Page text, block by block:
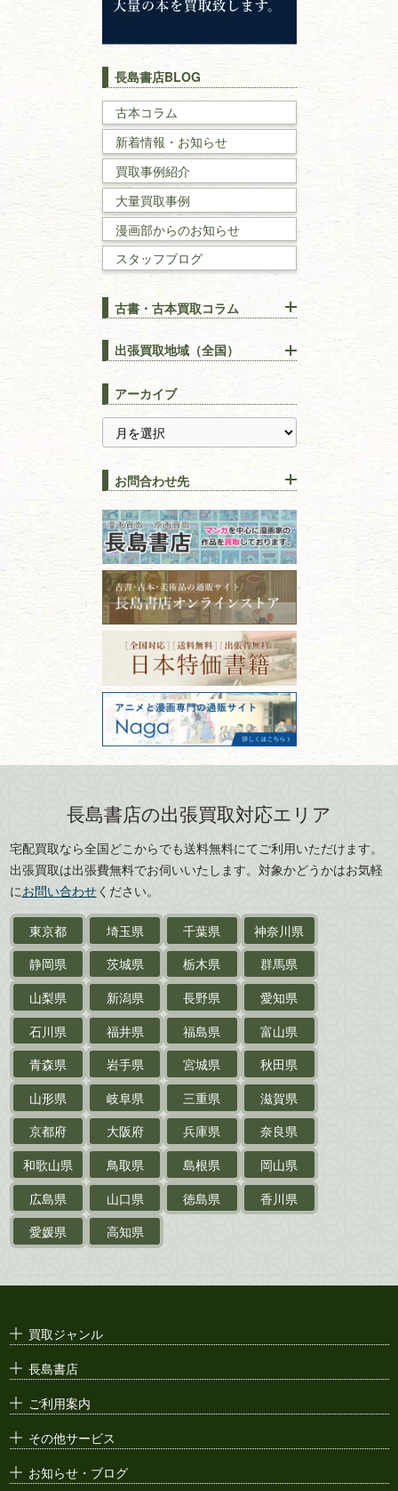
キリスト教
戦記・戦史
国文学・国語学
理工書
数学書・物理学書
建築書
漢方・鍼灸・東洋医学
易学・占い
スピリチュアル・
全集・
趣味・教養
書道
拓本・法帖・碑帖
篆刻・印譜
書道具
美術書・アート本・
デザイン本
カメラ・撮影術
版画・リトグラフ・
刀剣・鎧・甲冑
武道書・武術書
近代文学・
サイン色紙
作家草稿・原稿・肉筆物
探偵小説・推理小説
乗物
鉄道・
電車・バス
戦前・戦中の紙物・資料
絵葉書
支那・満洲・朝鮮・
台湾関係古資料
ポスター・チラシ・
長島書店BLOG
古本コラム
新着情報・お知らせ
買取事例紹介
大量買取事例
漫画部からのお知らせ
スタッフブログ
古書・古本買取コラム
りOK！効率的に売る方法
宅配買取は古本を送るだけ！
長島書店の便利な買取サービ
ス
【持ち込み買取】店頭で簡単
に古本を売るメリットとは？
古本を高く売る方法！買取で
上手な売り方のコツを解説
古本の保管方法と劣化する原
因！適切な管理で長持ちさせ
るコツ
古本は汚れていると買取でき
ない？適切な保管方法とクリ
ーニング！
ISBNコードとは？書籍の識別
番号の意味と役割を解説
価値ある古書を売るポイント
と注意点
出張買取地域（全国）
東京都
千葉県
神奈川県
静岡県
栃木県
山梨県
新潟県
長野県
愛知県
石川県
福井県
福島県
富山県
青森県
岩手県
宮城県
秋田県
山形県
岐阜県
三重県
滋賀県
京都府
大阪府
兵庫県
奈良県
島根県
岡山県
徳島県
香川県
愛媛県
アーカイブ
お問合わせ先
古本買取専門店 長島書店
〒101-0051
東京都千代田区神田神保町2-5-1
フリーダイヤル：0120-414-548
電話：03-3512-8115
FAX：03-3512-8116
古物商許可：東京都公安委員会 第
301028901712号
古物商名称：有限会社長島書店
長島書店の出張買取対応エリア
宅配買取なら全国どこからでも送料無料にてご利用いただけます。
出張買取は出張費無料でお伺いいたします。対象かどうかはお気軽
にお問い合わせください。
東京都 埼玉県 千葉県
神奈川県
静岡県
茨城県 栃木県
群馬県
山梨県
新潟県 長野県
愛知県
石川県
福井県 福島県
富山県
青森県
岩手県 宮城県
秋田県
山形県
岐阜県 三重県
滋賀県
京都府
大阪府 兵庫県
奈良県
和歌山県
鳥取県 島根県
岡山県
広島県
山口県 徳島県
香川県
愛媛県
高知県
買取ジャンル
長島書店
ご利用案内
その他サービス
お知らせ・ブログ